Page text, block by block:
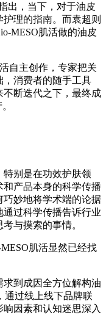
出，当下，对于油皮
理的指南。而袁超则
MESO肌活做的油皮
自主创作，专家把关
，消费者的随手工具
断迭代之下，最终成
别是在功效护肤领
产品本身的科学传播
妙地将学术端的论据
过科学传播告诉行业
与摸索的事情。
肌活显然已经找
求到成因全方位解构油
通过线上线下品牌联
因素和认知迷思深入